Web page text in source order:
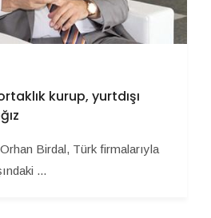
kurup, yurtdışı
Birdal, Türk firmalarıyla
...